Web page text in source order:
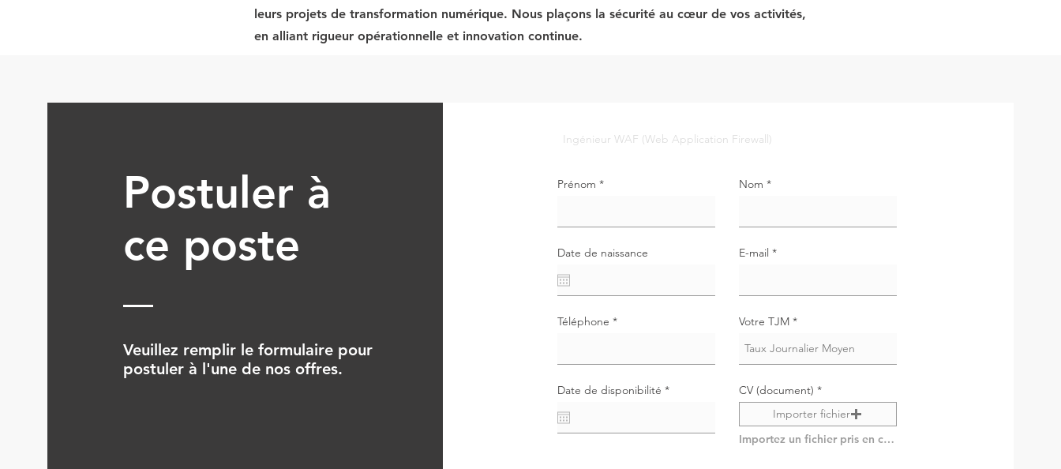
leurs projets de transformation numérique. Nous plaçons la sécurité au cœur de vos activités,
en alliant rigueur opérationnelle et innovation continue.
Postuler à
ce poste
Veuillez remplir le formulaire pour
postuler à l'une de nos offres.
Prénom Nom
Date de naissance E-mail
Téléphone Votre TJM
Date de disponibilité *r
i
CV (document)
Importer fichier
Importez un fichier pris en charge (max. 15 Mo)